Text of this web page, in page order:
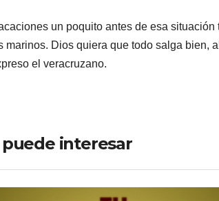
un poquito antes de esa
marinos. Dios quiera que todo salga bien,
el veracruzano.
interesar